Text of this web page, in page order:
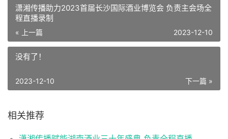
潇湘传播助力2023首届长沙国际酒业博览会 负责主会场全
程直播录制
« 上一篇 2023-12-10
没有了！
下一篇 »
2023-12-10
相关推荐